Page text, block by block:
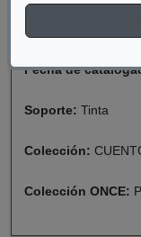
Fecha de
Soporte: Tinta
Colección:
Colección ONCE: